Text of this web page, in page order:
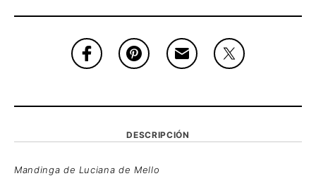
DESCRIPCIÓN
Mandinga de Luciana de Mello